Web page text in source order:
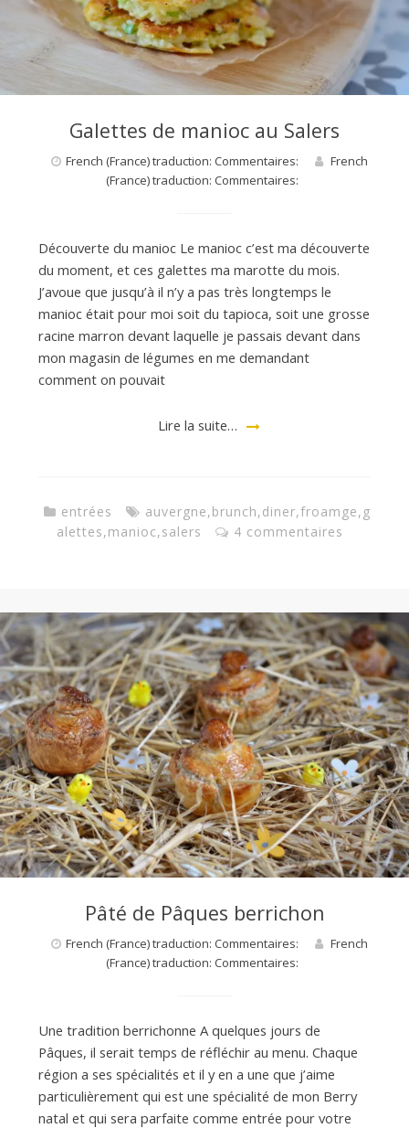
e
Galettes de manioc au Salers
French (France) traduction: Commentaires:
French
(France) traduction: Commentaires:
Découverte du manioc Le manioc c’est ma découverte
du moment, et ces galettes ma marotte du mois.
J’avoue que jusqu’à il n’y a pas très longtemps le
manioc était pour moi soit du tapioca, soit une grosse
racine marron devant laquelle je passais devant dans
mon magasin de légumes en me demandant
comment on pouvait
Lire la suite…
entrées auvergne,brunch,diner,froamge, g
alettes,manioc,salers 4 commentaires
Pâté de Pâques berrichon
French (France) traduction: Commentaires:
French
(France) traduction: Commentaires:
Une tradition berrichonne A quelques jours de
Pâques, il serait temps de réfléchir au menu. Chaque
région a ses spécialités et il y en a une que j’aime
particulièrement qui est une spécialité de mon Berry
natal et qui sera parfaite comme entrée pour votre